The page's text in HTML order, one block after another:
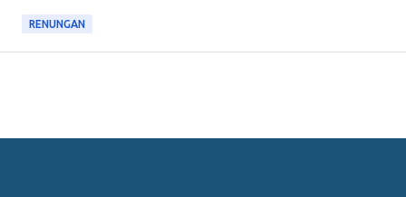
RENUNGAN